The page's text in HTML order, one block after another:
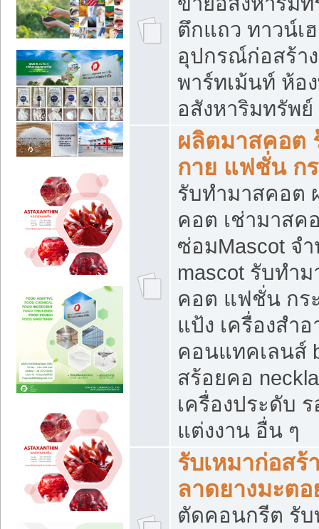
ตึกแถว ทาวน์เ
อุปกรณ์ก่อสร้า
พาร์ทเม้นท์ ห้อ
อสังหาริมทรัพ
ผลิตมาสคอต
กาย แฟชั่น กร
รับทำมาสคอต
คอต เช่ามาสค
ซ่อมMascot จ
mascot รับทำ
คอต แฟชั่น กระ
แป้ง เครื่องสำ
คอนแทคเลนส์
สร้อยคอ
เครื่องประดับ ร
แต่งงาน อื่น ๆ
รับเหมาก่อส
ลาดยางมะต
ตัดคอนกรีต รับ